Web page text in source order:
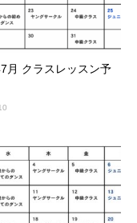
月 クラスレッスン予